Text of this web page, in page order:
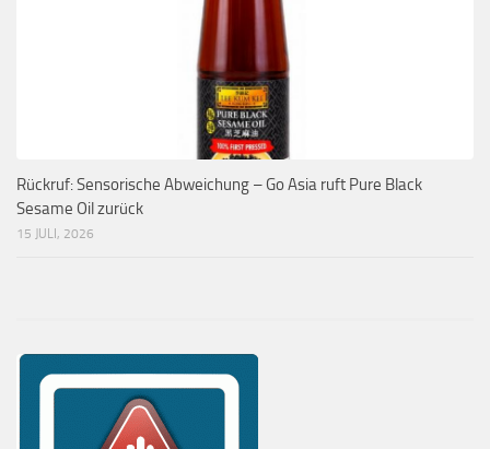
Rückruf: Sensorische Abweichung – Go Asia ruft Pure Black
Sesame Oil zurück
15 JULI, 2026